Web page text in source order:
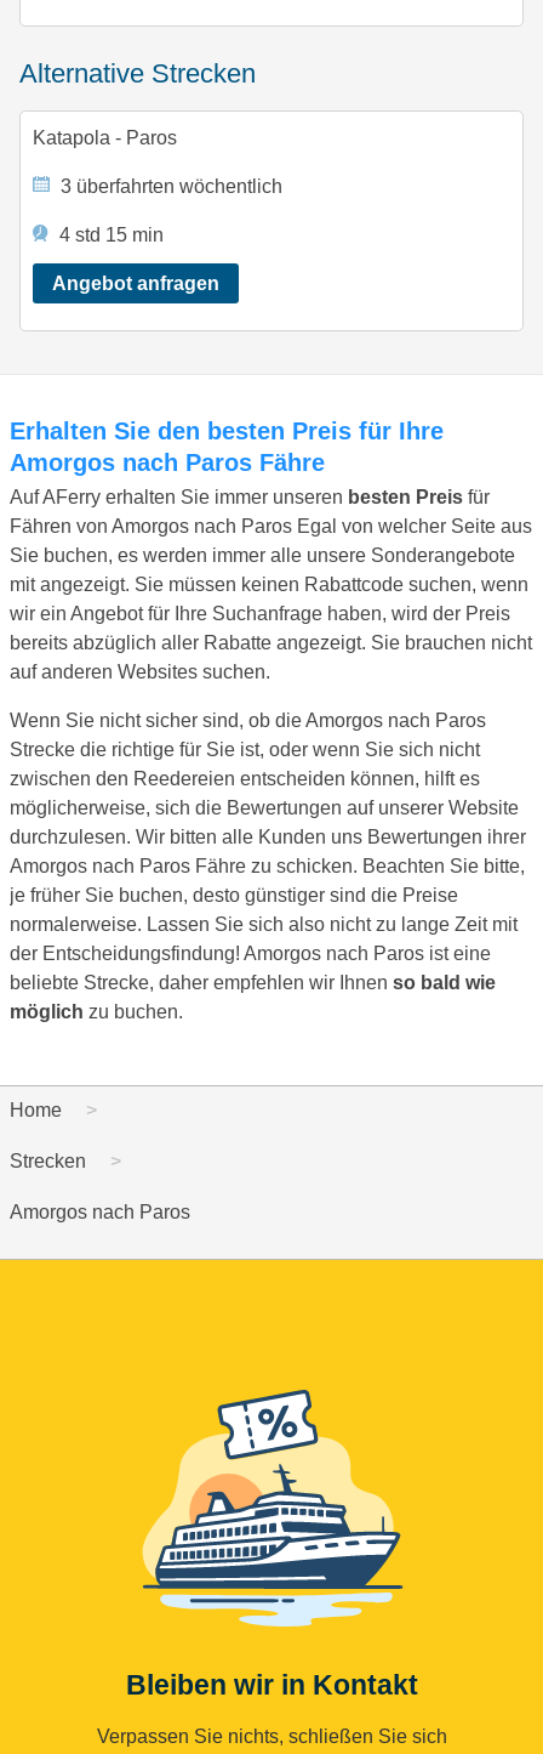
alternative Strecken
Katapola - Paros
3 überfahrten wöchentlich
4 std 15 min
Angebot anfragen
Erhalten Sie den besten Preis für Ihre
Amorgos nach Paros Fähre
Auf AFerry erhalten Sie immer unseren besten Preis für
Fähren von Amorgos nach Paros Egal von welcher Seite aus
Sie buchen, es werden immer alle unsere Sonderangebote
mit angezeigt. Sie müssen keinen Rabattcode suchen, wenn
wir ein Angebot für Ihre Suchanfrage haben, wird der Preis
bereits abzüglich aller Rabatte angezeigt. Sie brauchen nicht
auf anderen Websites suchen.
Wenn Sie nicht sicher sind, ob die Amorgos nach Paros
Strecke die richtige für Sie ist, oder wenn Sie sich nicht
zwischen den Reedereien entscheiden können, hilft es
möglicherweise, sich die Bewertungen auf unserer Website
durchzulesen. Wir bitten alle Kunden uns Bewertungen ihrer
Amorgos nach Paros Fähre zu schicken. Beachten Sie bitte,
je früher Sie buchen, desto günstiger sind die Preise
normalerweise. Lassen Sie sich also nicht zu lange Zeit mit
der Entscheidungsfindung! Amorgos nach Paros ist eine
beliebte Strecke, daher empfehlen wir Ihnen so bald wie
möglich zu buchen.
Home
Strecken
Amorgos nach Paros
Bleiben wir in Kontakt
Verpassen Sie nichts, schließen Sie sich